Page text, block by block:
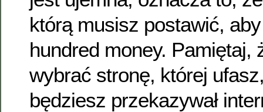
którą musisz postawić,
hundred money. Pamiętaj,
wybrać stronę, której
będziesz przekazywał